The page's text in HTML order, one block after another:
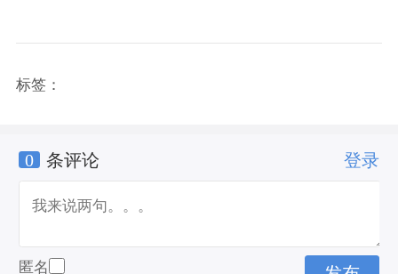
标签：
0 条评论 登录
匿名